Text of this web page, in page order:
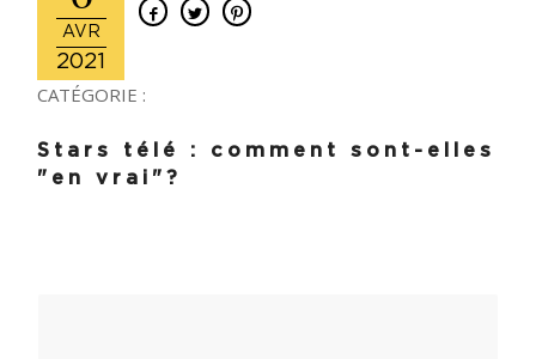
AVR
2021
CATÉGORIE :
Stars télé : comment sont-elles
"en vrai"?